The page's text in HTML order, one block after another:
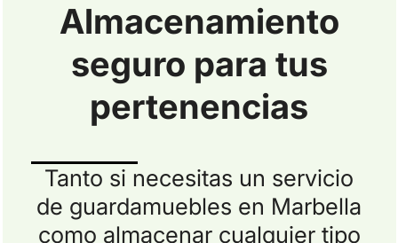
Almacenamiento
seguro para tus
pertenencias
Tanto si necesitas un servicio
de guardamuebles en Marbella
como almacenar cualquier tipo